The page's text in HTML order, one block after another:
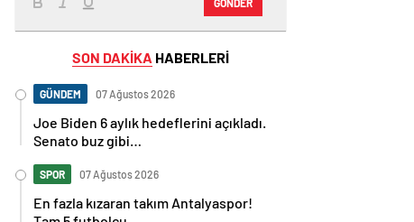
GÖNDER
SON DAKİKA HABERLERİ
GÜNDEM 07 Ağustos 2026
Joe Biden 6 aylık hedeflerini açıkladı.
Senato buz gibi…
SPOR 07 Ağustos 2026
En fazla kızaran takım Antalyaspor!